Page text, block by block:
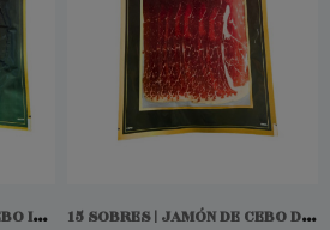
15 PLATOS | JAMÓN DE CEBO IBÉRICO 50% RAZA IBÉRICO
15 SOBRES | JAMÓN DE CEBO DE CAMPO IBÉRICO 50% RAZA IBÉRICO